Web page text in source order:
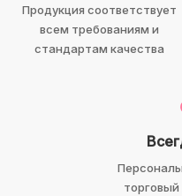
Продукция соответствует
всем требованиям и
стандартам качества